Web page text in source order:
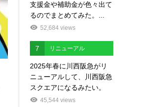
支援金や補助金が色々出て
るのでまとめてみた。...
52,684 views
7 リニューアル
2025年春に川西阪急がリ
ニューアルして、川西阪急
スクエアになるみたい。
45,544 views